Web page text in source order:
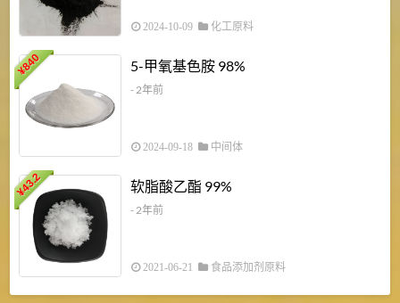
2024-10-09 化工原料
¥
840 5-甲氧基色胺 98%
- 2年前
2024-09-18 中间体
¥
43.2 软脂酸乙酯 99%
- 2年前
2021-06-21 食品添加剂原料